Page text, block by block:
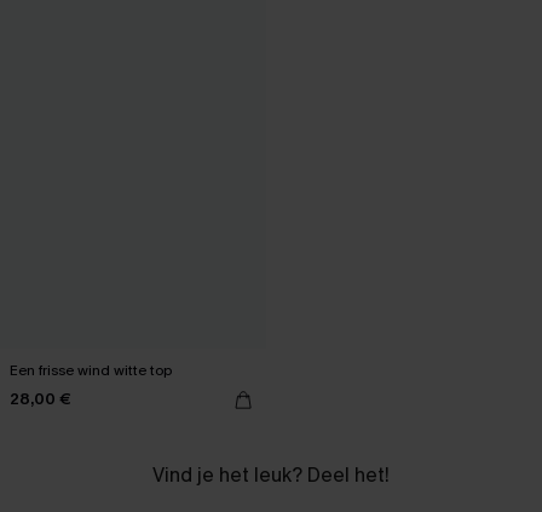
Een frisse wind witte top
28,00 €
Vind je het leuk? Deel het!